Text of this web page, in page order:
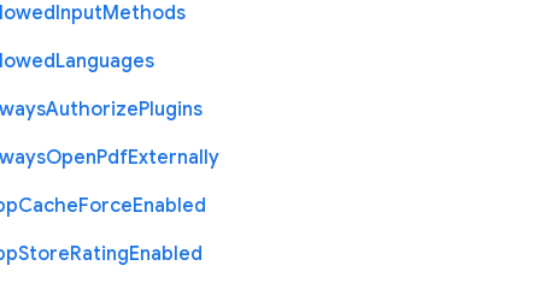
InputMethods
Languages
AuthorizePlugins
OpenPdfExternally
CacheForceEnabled
StoreRatingEnabled